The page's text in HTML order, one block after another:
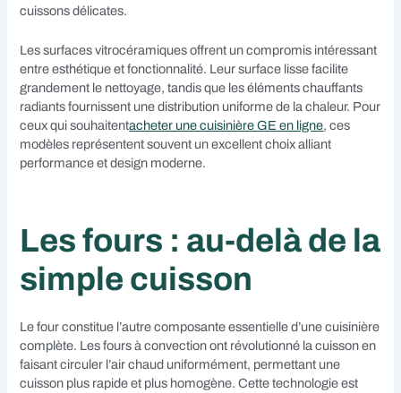
cuissons délicates.
Les surfaces vitrocéramiques offrent un compromis intéressant
entre esthétique et fonctionnalité. Leur surface lisse facilite
grandement le nettoyage, tandis que les éléments chauffants
radiants fournissent une distribution uniforme de la chaleur. Pour
ceux qui souhaitentacheter une cuisinière GE en ligne, ces
modèles représentent souvent un excellent choix alliant
performance et design moderne.
Les fours : au-delà de la
simple cuisson
Le four constitue l’autre composante essentielle d’une cuisinière
complète. Les fours à convection ont révolutionné la cuisson en
faisant circuler l’air chaud uniformément, permettant une
cuisson plus rapide et plus homogène. Cette technologie est